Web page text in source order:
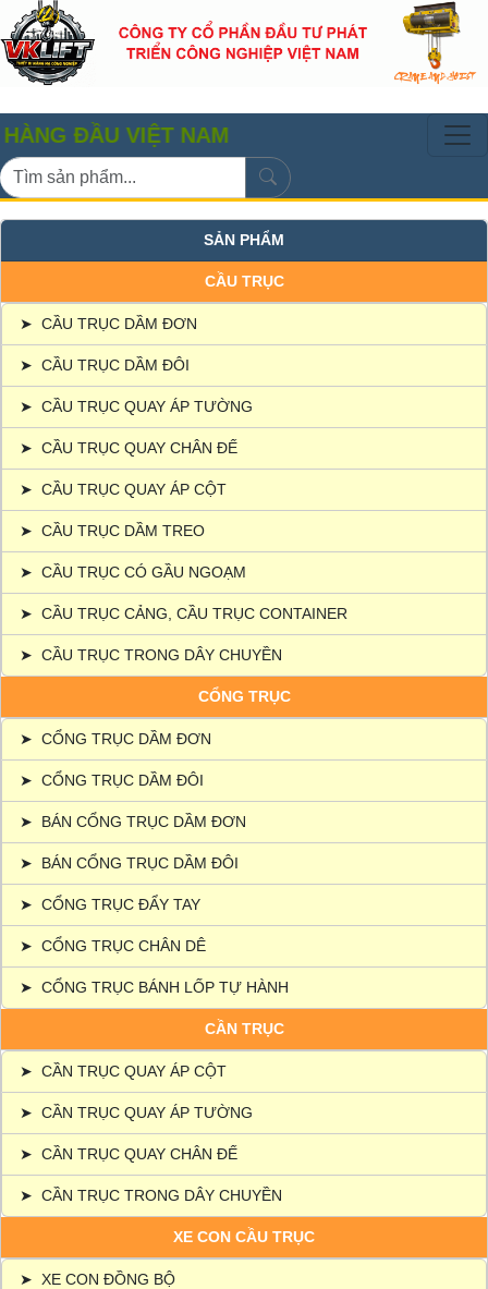
VIỆT NAM
SẢN PHẨM
CẦU TRỤC
➤ CẦU TRỤC DẦM ĐƠN
➤ CẦU TRỤC DẦM ĐÔI
➤ CẦU TRỤC QUAY ÁP TƯỜNG
➤ CẦU TRỤC QUAY CHÂN ĐẾ
➤ CẦU TRỤC QUAY ÁP CỘT
➤ CẦU TRỤC DẦM TREO
➤ CẦU TRỤC CÓ GẦU NGOẠM
➤ CẦU TRỤC CẢNG, CẦU TRỤC CONTAINER
➤ CẦU TRỤC TRONG DÂY CHUYỀN
CỔNG TRỤC
➤ CỔNG TRỤC DẦM ĐƠN
➤ CỔNG TRỤC DẦM ĐÔI
➤ BÁN CỔNG TRỤC DẦM ĐƠN
➤ BÁN CỔNG TRỤC DẦM ĐÔI
➤ CỔNG TRỤC ĐẨY TAY
➤ CỔNG TRỤC CHÂN DÊ
➤ CỔNG TRỤC BÁNH LỐP TỰ HÀNH
CẦN TRỤC
➤ CẦN TRỤC QUAY ÁP CỘT
➤ CẦN TRỤC QUAY ÁP TƯỜNG
➤ CẦN TRỤC QUAY CHÂN ĐẾ
➤ CẦN TRỤC TRONG DÂY CHUYỀN
XE CON CẦU TRỤC
➤ XE CON ĐỒNG BỘ